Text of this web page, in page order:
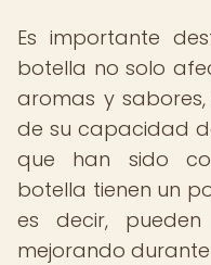
Es importante
botella no solo
aromas y
de su capacidad
que han sido
botella tienen un
es decir,
mejorando